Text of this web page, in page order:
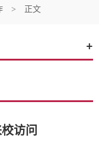
> 正文
+
访问